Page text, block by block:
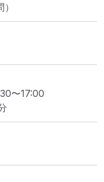
〜17:00